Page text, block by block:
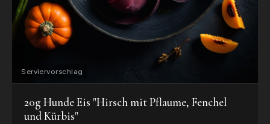
20g Hunde Eis "Hirsch mit Pflaume, Fenchel
und Kürbis"